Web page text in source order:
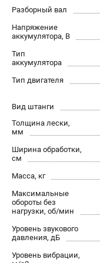
Новости
Юридическим лицам
Контакты
Бонусная программа
Способы оплаты
Как нас найти
Аккумуляторная
Генераторы
Двигатели
Запасные части
Мотоблоки
Мотопомпы
Садовая техника
Сварочное
Разборный вал
Напряжение
аккумулятора, В
Тип
аккумулятора
Тип двигателя
Вид штанги
Толщина лески,
мм
Ширина обработки,
см
Масса, кг
Максимальные
обороты без
нагрузки, об/мин
Уровень звукового
давления, дБ
Уровень вибрации,